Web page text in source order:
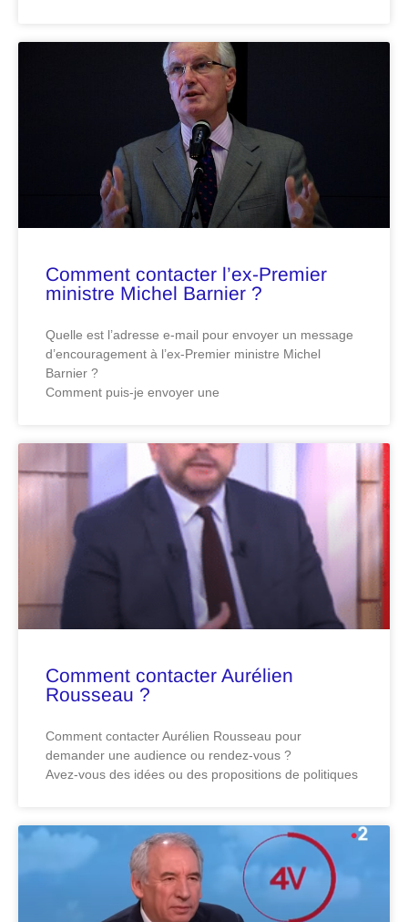
Comment contacter l’ex-Premier
ministre Michel Barnier ?
Quelle est l’adresse e-mail pour envoyer un message
d’encouragement à l’ex-Premier ministre Michel
Barnier ?
Comment puis-je envoyer une
Comment contacter Aurélien
Rousseau ?
Comment contacter Aurélien Rousseau pour
demander une audience ou rendez-vous ?
Avez-vous des idées ou des propositions de politiques